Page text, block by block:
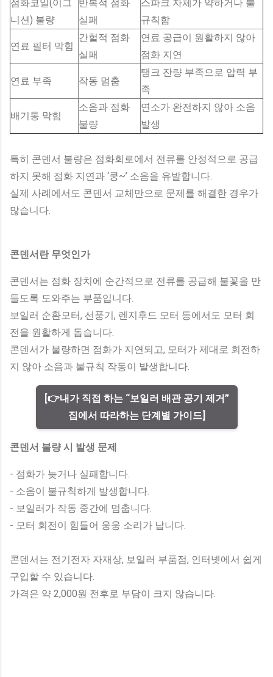
점화코일(이그
니션) 불량
반복적 점화
실패
스파크 자체가 약하거나 불
규칙함
연료 필터 막힘
간헐적 점화
실패
연료 공급이 원활하지 않아
점화 지연
연료 부족 작동 멈춤
탱크 잔량 부족으로 압력 부
족
배기통 막힘
소음과 점화
불량
연소가 완전하지 않아 소음
발생
특히 콘덴서 불량은 점화회로에서 전류를 안정적으로 공급
하지 못해 점화 지연과 ‘쿵~’ 소음을 유발합니다.
실제 사례에서도 콘덴서 교체만으로 문제를 해결한 경우가
많습니다.
콘덴서란 무엇인가
콘덴서는 점화 장치에 순간적으로 전류를 공급해 불꽃을 만
들도록 도와주는 부품입니다.
보일러 순환모터, 선풍기, 렌지후드 모터 등에서도 모터 회
전을 원활하게 돕습니다.
콘덴서가 불량하면 점화가 지연되고, 모터가 제대로 회전하
지 않아 소음과 불규칙 작동이 발생합니다.
[👉내가 직접 하는 “보일러 배관 공기 제거”
집에서 따라하는 단계별 가이드]
콘덴서 불량 시 발생 문제
- 점화가 늦거나 실패합니다.
- 소음이 불규칙하게 발생합니다.
- 보일러가 작동 중간에 멈춥니다.
- 모터 회전이 힘들어 웅웅 소리가 납니다.
콘덴서는 전기전자 자재상, 보일러 부품점, 인터넷에서 쉽게
구입할 수 있습니다.
가격은 약 2,000원 전후로 부담이 크지 않습니다.